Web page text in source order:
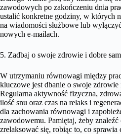
zawodowych po zakończeniu dnia
ustalić konkretne godziny, w których
na wiadomości służbowe lub
nowych e-mailach.
5. Zadbaj o swoje zdrowie i dobre
W utrzymaniu równowagi między
kluczowe jest dbanie o swoje zdrowie
Regularna aktywność fizyczna,
ilość snu oraz czas na relaks i
dla zachowania równowagi i
zawodowemu. Pamiętaj, żeby znaleźć
zrelaksować się, robiąc to, co sprawia